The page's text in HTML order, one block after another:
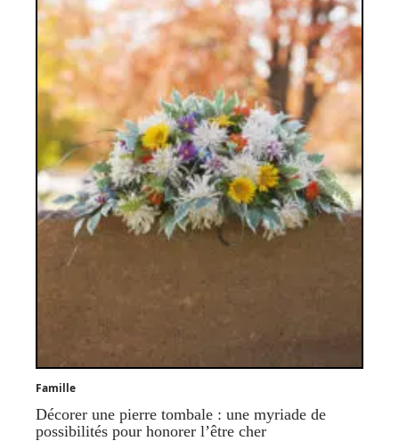
Famille
Décorer une pierre tombale : une myriade de
possibilités pour honorer l’être cher